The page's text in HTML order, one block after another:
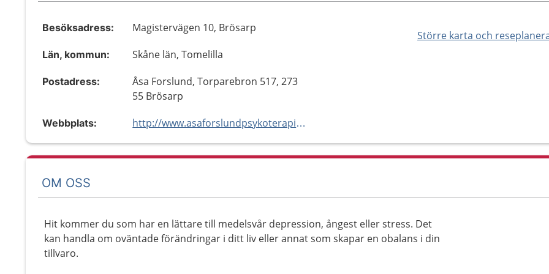
Större karta och
Besöksadress: Magistervägen 10, Brösarp
Län, kommun: Skåne län, Tomelilla
Postadress:
Åsa Forslund, Torparebron 517, 273
55 Brösarp
Webbplats: http://www.asaforslundpsykoterapi.se
OM OSS
Hit kommer du som har en lättare till medelsvår depression, ångest eller stress. Det
kan handla om oväntade förändringar i ditt liv eller annat som skapar en obalans i din
tillvaro.